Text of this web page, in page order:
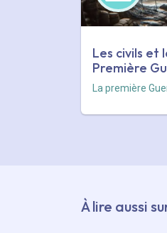
Les civils et
Première
La première
À lire aussi